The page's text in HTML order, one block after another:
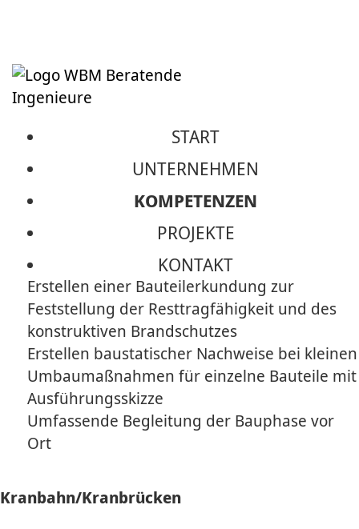
START
UNTERNEHMEN
KOMPETENZEN
PROJEKTE
KONTAKT
BESONDERE LEISTUNGEN
denkmalgeschützt
Erstellen einer Bauteilerkundung zur
Feststellung der Resttragfähigkeit und des
konstruktiven Brandschutzes
Erstellen baustatischer Nachweise bei kleinen
Umbaumaßnahmen für einzelne Bauteile mit
Ausführungsskizze
Umfassende Begleitung der Bauphase vor
Ort
Kranbahn/Kranbrücken